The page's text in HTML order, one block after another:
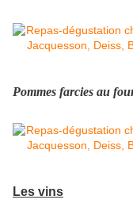
Pommes farcies au
Les vins